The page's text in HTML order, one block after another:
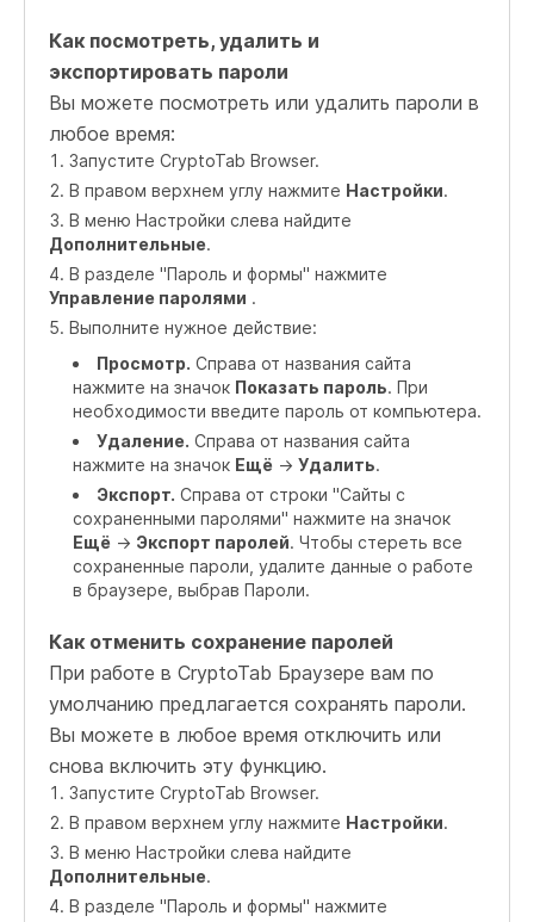
Как посмотреть, удалить и
экспортировать пароли
Вы можете посмотреть или удалить пароли в
любое время:
Запустите CryptoTab Browser.
В правом верхнем углу нажмите Настройки.
В меню Настройки слева найдите
Дополнительные.
В разделе "Пароль и формы" нажмите
Управление паролями .
Выполните нужное действие:
Просмотр. Справа от названия сайта
нажмите на значок Показать пароль. При
необходимости введите пароль от компьютера.
Удаление. Справа от названия сайта
нажмите на значок Ещё -> Удалить.
Экспорт. Справа от строки "Сайты с
сохраненными паролями" нажмите на значок
Ещё -> Экспорт паролей. Чтобы стереть все
сохраненные пароли, удалите данные о работе
в браузере, выбрав Пароли.
Как отменить сохранение паролей
При работе в CryptoTab Браузере вам по
умолчанию предлагается сохранять пароли.
Вы можете в любое время отключить или
снова включить эту функцию.
Запустите CryptoTab Browser.
В правом верхнем углу нажмите Настройки.
В меню Настройки слева найдите
Дополнительные.
В разделе "Пароль и формы" нажмите